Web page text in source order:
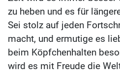
zu heben und es für
Sei stolz auf jeden
macht, und ermutige es
beim Köpfchenhalten
wird es mit Freude die